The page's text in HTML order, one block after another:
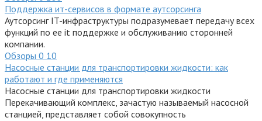
Поддержка ит-сервисов в формате аутсорсинга
Аутсорсинг IT-инфраструктуры подразумевает передачу всех
функций по ее it поддержке и обслуживанию сторонней
компании.
Обзоры 0 10
Насосные станции для транспортировки жидкости: как
работают и где применяются
Насосные станции для транспортировки жидкости
Перекачивающий комплекс, зачастую называемый насосной
станцией, представляет собой совокупность